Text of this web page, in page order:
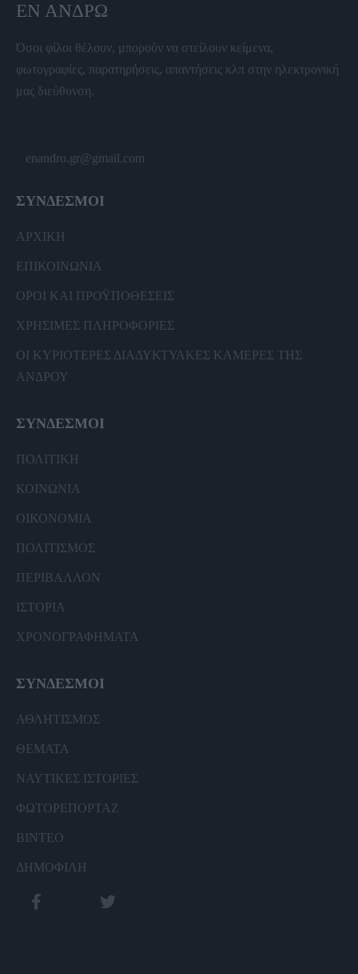
ΕΝ ΆΝΔΡΩ
Όσοι φίλοι θέλουν, μπορούν να στείλουν κείμενα,
φωτογραφίες, παρατηρήσεις, απαντήσεις κλπ στην ηλεκτρονική
μας διεύθυνση.
enandro.gr@gmail.com
ΣΥΝΔΕΣΜΟΙ
ΑΡΧΙΚΗ
ΕΠΙΚΟΙΝΩΝΙΑ
ΟΡΟΙ ΚΑΙ ΠΡΟΫΠΟΘΕΣΕΙΣ
ΧΡΗΣΙΜΕΣ ΠΛΗΡΟΦΟΡΙΕΣ
ΟΙ ΚΥΡΙΟΤΕΡΕΣ ΔΙΑΔΥΚΤΥΑΚΕΣ ΚΑΜΕΡΕΣ ΤΗΣ
ΑΝΔΡΟΥ
ΣΥΝΔΕΣΜΟΙ
ΠΟΛΙΤΙΚΗ
ΚΟΙΝΩΝΙΑ
ΟΙΚΟΝΟΜΙΑ
ΠΟΛΙΤΙΣΜΟΣ
ΠΕΡΙΒΑΛΛΟΝ
ΙΣΤΟΡΙΑ
ΧΡΟΝΟΓΡΑΦΗΜΑΤΑ
ΣΥΝΔΕΣΜΟΙ
ΑΘΛΗΤΙΣΜΟΣ
ΘΕΜΑΤΑ
ΝΑΥΤΙΚΕΣ ΙΣΤΟΡΙΕΣ
ΦΩΤΟΡΕΠΟΡΤΑΖ
ΒΙΝΤΕΟ
ΔΗΜΟΦΙΛΗ